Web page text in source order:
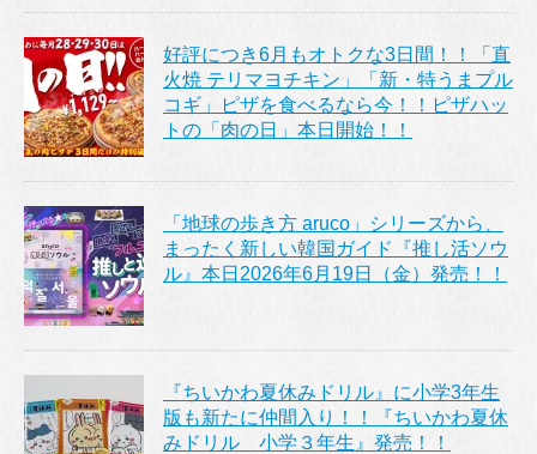
好評につき6月もオトクな3日間！！「直
火焼 テリマヨチキン」「新・特うまプル
コギ」ピザを食べるなら今！！ピザハッ
トの「肉の日」本日開始！！
「地球の歩き方 aruco」シリーズから、
まったく新しい韓国ガイド『推し活ソウ
ル』本日2026年6月19日（金）発売！！
『ちいかわ夏休みドリル』に小学3年生
版も新たに仲間入り！！『ちいかわ夏休
みドリル 小学３年生』発売！！